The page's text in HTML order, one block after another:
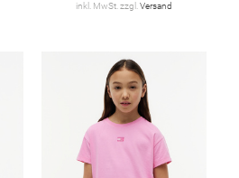
inkl. MwSt. zzgl.Versand